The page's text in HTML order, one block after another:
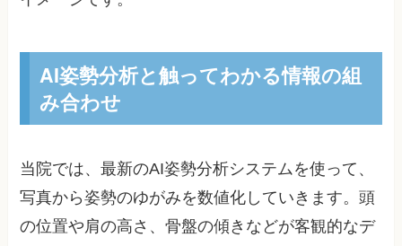
AI姿勢分析と触ってわかる情報の組
み合わせ
当院では、最新のAI姿勢分析システムを使って、
写真から姿勢のゆがみを数値化していきます。頭
の位置や肩の高さ、骨盤の傾きなどが客観的なデ